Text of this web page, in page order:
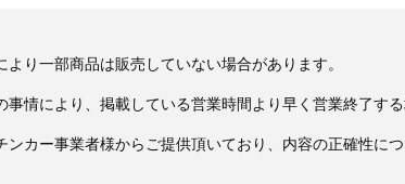
より一部商品は販売していない場合があります。
事情により、掲載している営業時間より早く営業終了する
ンカー事業者様からご提供頂いており、内容の正確性に